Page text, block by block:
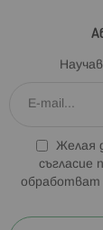
Желая
съгласие
обработват